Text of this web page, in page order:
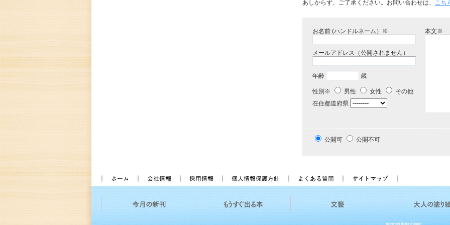
あしからず、ご了承ください。お問い合わせは、 こち
お名前 (ハンドルネーム）※
メールアドレス（公開されません）
年齢 歳
性別※ 男性 女性
その他
在住都道府県
本文※
公開可 公開不可